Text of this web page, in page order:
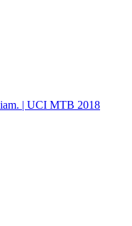
| UCI MTB 2018